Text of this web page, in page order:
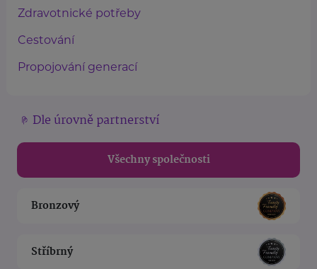
Zdravotnické potřeby
Cestování
Propojování generací
Dle úrovně partnerství
Všechny společnosti
Bronzový
Stříbrný